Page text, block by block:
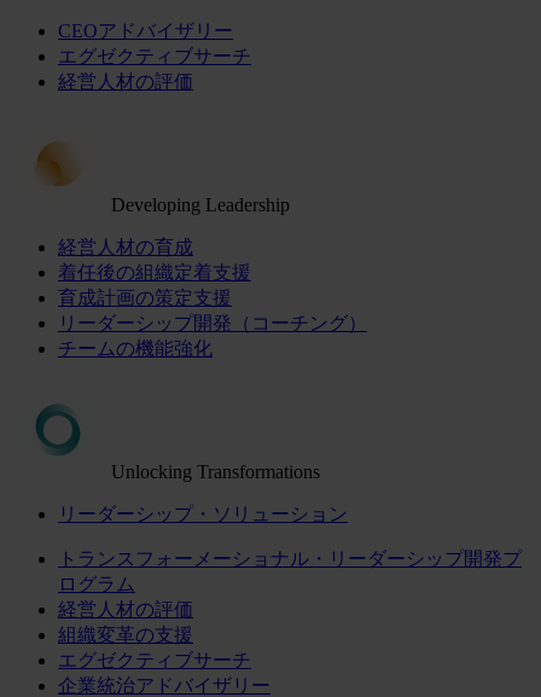
CEOアドバイザリー
エグゼクティブサーチ
経営人材の評価
Developing Leadership
経営人材の育成
着任後の組織定着支援
育成計画の策定支援
リーダーシップ開発（コーチング）
チームの機能強化
Unlocking Transformations
リーダーシップ・ソリューション
トランスフォーメーショナル・リーダーシップ開発プ
ログラム
経営人材の評価
組織変革の支援
エグゼクティブサーチ
企業統治アドバイザリー